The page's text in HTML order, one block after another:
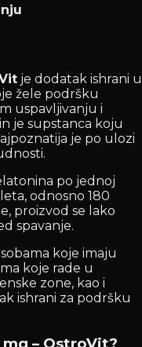
je dodatak ishrani u
žele podršku
uspavljivanju i
je supstanca koju
je po ulozi
po jednoj
odnosno 180
proizvod se lako
spavanje.
koje imaju
koje rade u
zone, kao i
ishrani za podršku